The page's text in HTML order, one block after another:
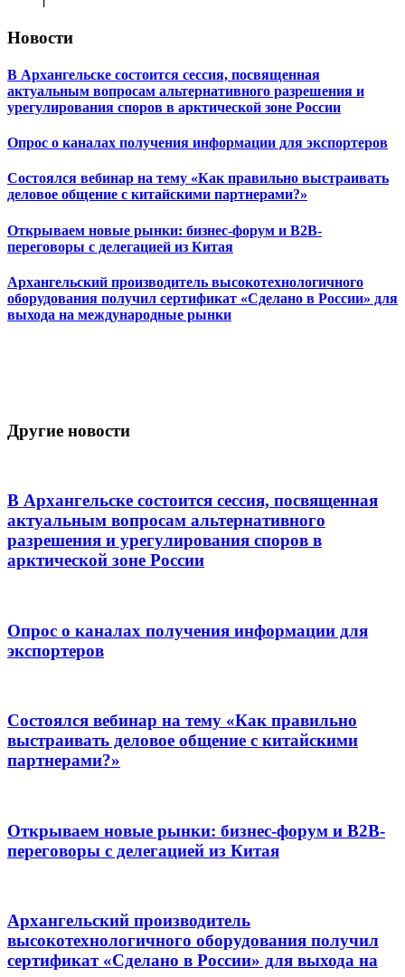
Новости
В Архангельске состоится сессия, посвященная
актуальным вопросам альтернативного разрешения и
урегулирования споров в арктической зоне России
Опрос о каналах получения информации для экспортеров
Состоялся вебинар на тему «Как правильно выстраивать
деловое общение с китайскими партнерами?»
Открываем новые рынки: бизнес-форум и B2B-
переговоры с делегацией из Китая
Архангельский производитель высокотехнологичного
оборудования получил сертификат «Сделано в России» для
выхода на международные рынки
Другие новости
В Архангельске состоится сессия, посвященная
актуальным вопросам альтернативного
разрешения и урегулирования споров в
арктической зоне России
Опрос о каналах получения информации для
экспортеров
Состоялся вебинар на тему «Как правильно
выстраивать деловое общение с китайскими
партнерами?»
Открываем новые рынки: бизнес-форум и B2B-
переговоры с делегацией из Китая
Архангельский производитель
высокотехнологичного оборудования получил
сертификат «Сделано в России» для выхода на